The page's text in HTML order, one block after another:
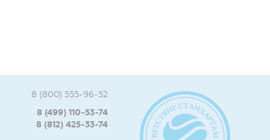
8 (800) 555-96-52
8 (499) 110-53-74
8 (812) 425-33-74